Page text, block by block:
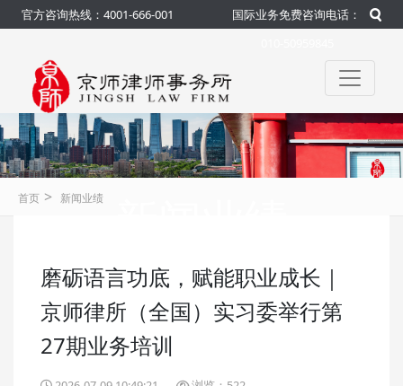
官方咨询热线：4001-666-001
国际业务免费咨询电话：
官方 咨询热线：4001-666-001
首页 > 新闻业绩
磨砺语言功底，赋能职业成长｜
京师律所（全国）实习委举行第
27期业务培训